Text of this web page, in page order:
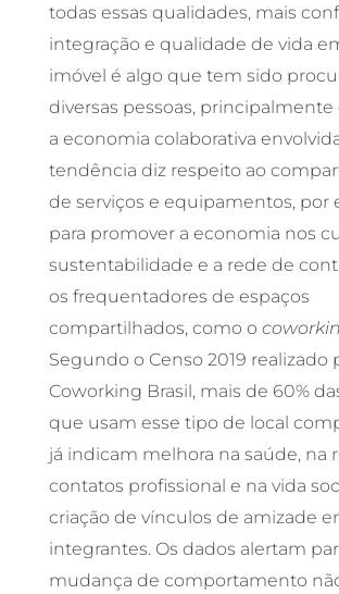
todas essas qualidades, mais
integração e qualidade de vida
imóvel é algo que tem sido
diversas pessoas,
a economia colaborativa
tendência diz respeito ao
de serviços e equipamentos, por
para promover a economia nos
sustentabilidade e a rede de
os frequentadores de espaços
compartilhados, como o
Segundo o Censo 2019 realizado
Coworking Brasil, mais de 60%
que usam esse tipo de local
já indicam melhora na saúde, na
contatos profissional e na vida
criação de vínculos de amizade
integrantes. Os dados alertam
mudança de comportamento